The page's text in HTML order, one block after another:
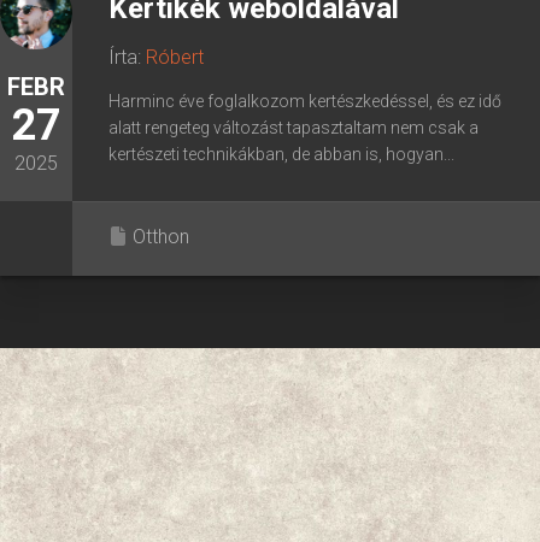
FEBR
27
2025
Kertikék weboldalával
Írta: Róbert
Harminc éve foglalkozom kertészkedéssel, és ez idő
alatt rengeteg változást tapasztaltam nem csak a
kertészeti technikákban, de abban is, hogyan...
Otthon